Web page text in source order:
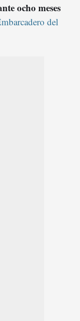
ocho meses
del